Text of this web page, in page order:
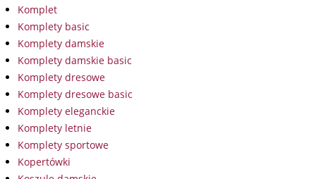
Komplet
Komplety basic
Komplety damskie
Komplety damskie basic
Komplety dresowe
Komplety dresowe basic
Komplety eleganckie
Komplety letnie
Komplety sportowe
Kopertówki